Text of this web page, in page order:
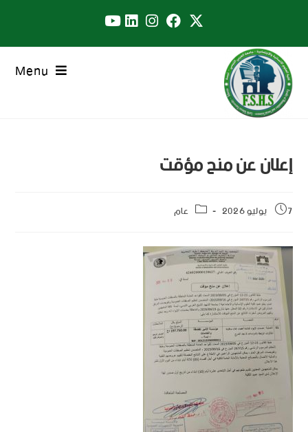
Menu
إعلان عن منح مؤقت
7 يوليو 2026 عام